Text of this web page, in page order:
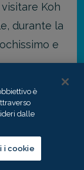
Koh
durante la
e
più forte
la nostra
è
dalle
i cookie